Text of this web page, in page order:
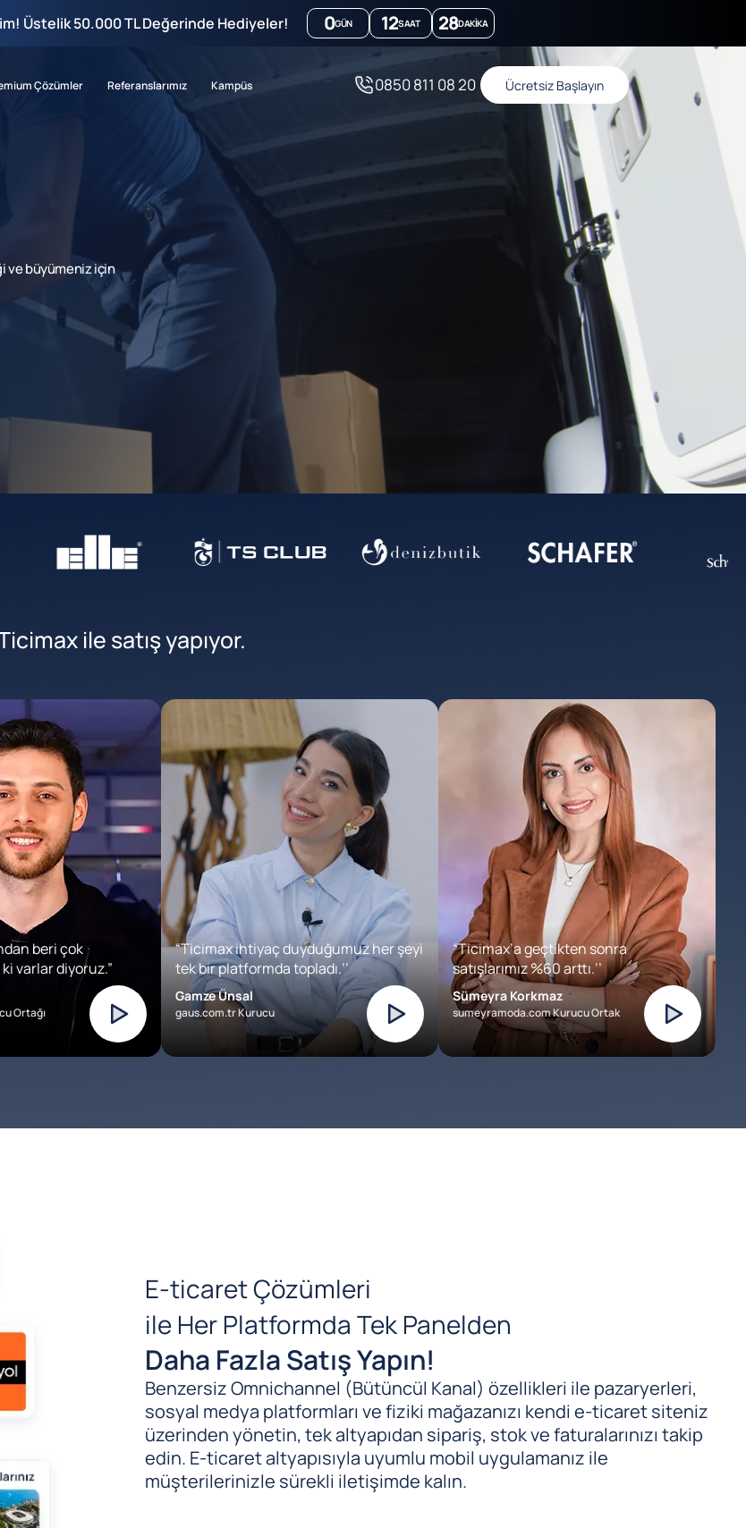
Üstelik 50.000 TL Değerinde Hediyeler! 0GÜN 12SAAT 28DAKIKA
Çözümler Referanslarımız Kampüs 0850 811 08 20 Ücretsiz Başlayın
ve büyümeniz için
ile satış yapıyor.
beri çok
varlar diyoruz.”
Ortağı
“Ticimax ihtiyaç duyduğumuz her şeyi
tek bir platformda topladı.’’
Gamze Ünsal
gaus.com.tr Kurucu
“Ticimax’a geçtikten sonra
satışlarımız %60 arttı.’’
Sümeyra Korkmaz
sumeyramoda.com Kurucu Ortak
E-ticaret Çözümleri
ile Her Platformda Tek Panelden
Daha Fazla Satış Yapın!
Benzersiz Omnichannel (Bütüncül Kanal) özellikleri ile pazaryerleri,
sosyal medya platformları ve fiziki mağazanızı kendi e-ticaret siteniz
üzerinden yönetin, tek altyapıdan sipariş, stok ve faturalarınızı takip
edin. E-ticaret altyapısıyla uyumlu mobil uygulamanız ile
müşterilerinizle sürekli iletişimde kalın.